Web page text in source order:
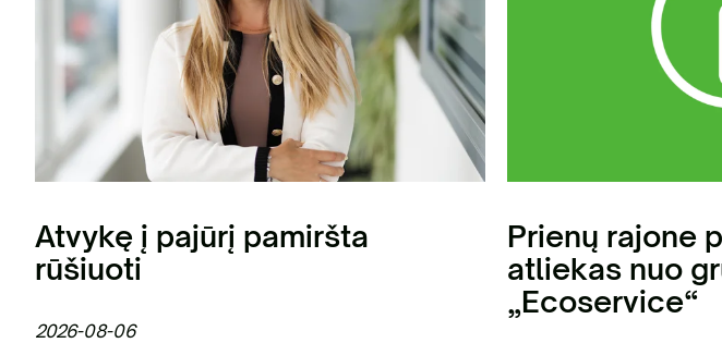
Atvykę į pajūrį pamiršta
rūšiuoti
2026-08-06
Prienų rajone
atliekas nuo
„Ecoservice“